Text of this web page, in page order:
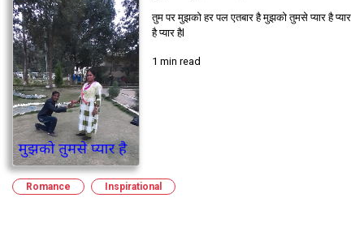
तुम पर मुझको हर पल एतबार है मुझको तुमसे प्यार है प्यार
है प्यार हैl
1 min read
Romance Inspirational